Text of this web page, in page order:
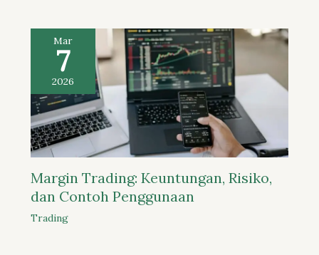
Mar
7
2026
Margin Trading: Keuntungan, Risiko,
dan Contoh Penggunaan
Trading